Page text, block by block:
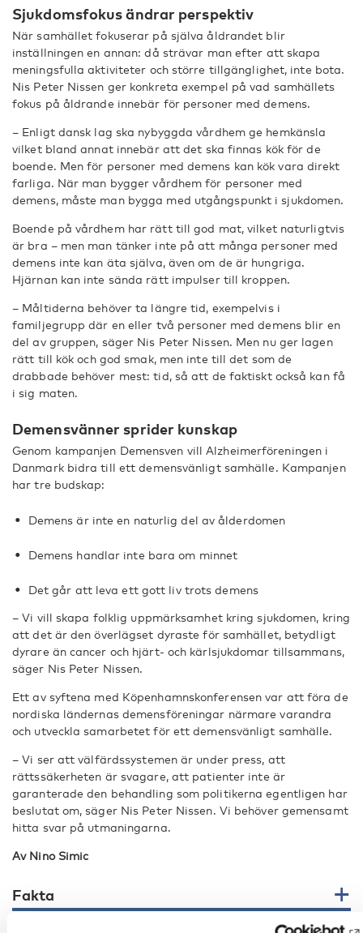
Sjukdomsfokus ändrar perspektiv
När samhället fokuserar på själva åldrandet blir
inställningen en annan: då strävar man efter att skapa
meningsfulla aktiviteter och större tillgänglighet, inte bota.
Nis Peter Nissen ger konkreta exempel på vad samhällets
fokus på åldrande innebär för personer med demens.
– Enligt dansk lag ska nybyggda vårdhem ge hemkänsla
vilket bland annat innebär att det ska finnas kök för de
boende. Men för personer med demens kan kök vara direkt
farliga. När man bygger vårdhem för personer med
demens, måste man bygga med utgångspunkt i sjukdomen.
Boende på vårdhem har rätt till god mat, vilket naturligtvis
är bra – men man tänker inte på att många personer med
demens inte kan äta själva, även om de är hungriga.
Hjärnan kan inte sända rätt impulser till kroppen.
– Måltiderna behöver ta längre tid, exempelvis i
familjegrupp där en eller två personer med demens blir en
del av gruppen, säger Nis Peter Nissen. Men nu ger lagen
rätt till kök och god smak, men inte till det som de
drabbade behöver mest: tid, så att de faktiskt också kan få
i sig maten.
Demensvänner sprider kunskap
Genom kampanjen Demensven vill Alzheimerföreningen i
Danmark bidra till ett demensvänligt samhälle. Kampanjen
har tre budskap:
Demens är inte en naturlig del av ålderdomen
Demens handlar inte bara om minnet
Det går att leva ett gott liv trots demens
– Vi vill skapa folklig uppmärksamhet kring sjukdomen, kring
att det är den överlägset dyraste för samhället, betydligt
dyrare än cancer och hjärt- och kärlsjukdomar tillsammans,
säger Nis Peter Nissen.
Ett av syftena med Köpenhamnskonferensen var att föra de
nordiska ländernas demensföreningar närmare varandra
och utveckla samarbetet för ett demensvänligt samhälle.
– Vi ser att välfärdssystemen är under press, att
rättssäkerheten är svagare, att patienter inte är
garanterade den behandling som politikerna egentligen har
beslutat om, säger Nis Peter Nissen. Vi behöver gemensamt
hitta svar på utmaningarna.
Av Nino Simic
Fakta